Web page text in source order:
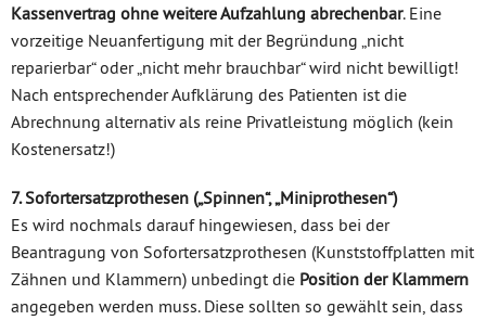
Kassenvertrag ohne weitere Aufzahlung abrechenbar. Eine
vorzeitige Neuanfertigung mit der Begründung „nicht
reparierbar“ oder „nicht mehr brauchbar“ wird nicht bewilligt!
Nach entsprechender Aufklärung des Patienten ist die
Abrechnung alternativ als reine Privatleistung möglich (kein
Kostenersatz!)
7. Sofortersatzprothesen („Spinnen“, „Miniprothesen“)
Es wird nochmals darauf hingewiesen, dass bei der
Beantragung von Sofortersatzprothesen (Kunststoffplatten mit
Zähnen und Klammern) unbedingt die Position der Klammern
angegeben werden muss. Diese sollten so gewählt sein, dass